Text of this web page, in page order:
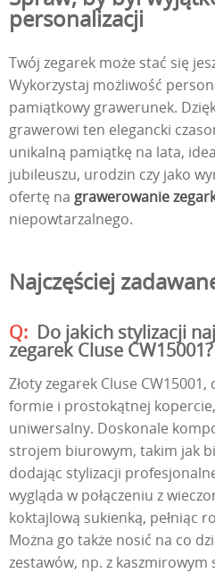
personalizacji
Twój zegarek może stać się
Wykorzystaj możliwość
pamiątkowy grawerunek.
grawerowi ten elegancki
unikalną pamiątkę na lata,
jubileuszu, urodzin czy jako
ofertę na grawerowanie
niepowtarzalnego.
Najczęściej
Do jakich stylizacji
zegarek Cluse CW15001?
Złoty zegarek Cluse
formie i prostokątnej
uniwersalny. Doskonale
strojem biurowym, takim jak
dodając stylizacji
wygląda w połączeniu z
koktajlową sukienką, pełniąc
Można go także nosić na co
zestawów, np. z